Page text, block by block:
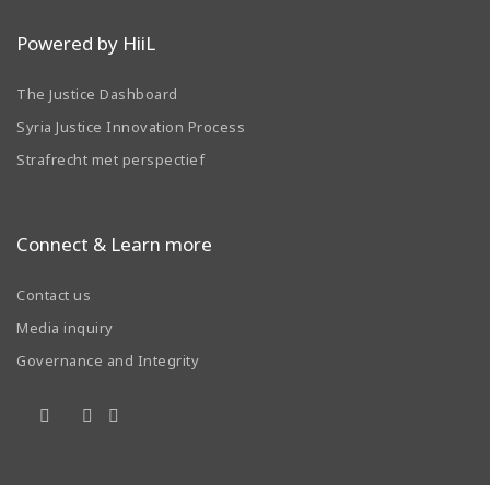
Powered by HiiL
The Justice Dashboard
Syria Justice Innovation Process
Strafrecht met perspectief
Connect & Learn more
Contact us
Media inquiry
Governance and Integrity